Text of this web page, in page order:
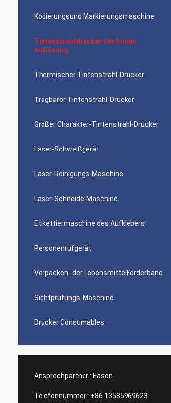
Kodierungsund Markierungsmaschine
Tintenstrahldrucker der hohen
Auflösung
Thermischer Tintenstrahl-Drucker
Tragbarer Tintenstrahl-Drucker
Großer Charakter-Tintenstrahl-Drucker
Laser-Schweißgerät
Laser-Reinigungs-Maschine
Laser-Schneide-Maschine
Etikettiermaschine des Aufklebers
Personenrufgerät
Verpacken- der LebensmittelFörderband
Sichtprüfungs-Maschine
Drucker Consumables
Ansprechpartner : Eason
Telefonnummer : +86 13585969623